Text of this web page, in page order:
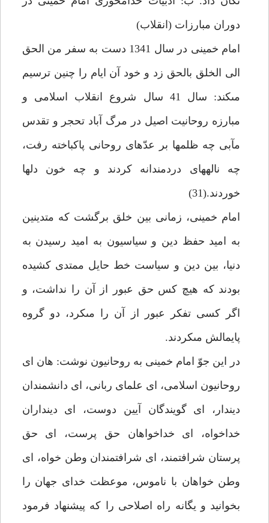
دوران مبارزات (انقلاب)
امام خمينى در سال 1341 دست به سفر من الحق
الى الخلق بالحق زد و خود آن ايام را چنين ترسيم
مى‏كند: سال 41 سال شروع انقلاب اسلامى و
مبارزه روحانيت اصيل در مرگ آباد تحجر و تقدس
مآبى چه ظلم‏ها بر عدّه‏اى روحانى پاكباخته رفت،
چه ناله‏هاى دردمندانه كردند و چه خون دلها
خوردند.(31)
امام خمينى، زمانى بين خلق برگشت كه متدينين
به اميد حفظ دين و سياسيون به اميد رسيدن به
دنيا، بين دين و سياست خط حايل ممتدى كشيده
بودند كه هيچ كس حق عبور از آن را نداشت، و
اگر كسى تفكر عبور از آن را مى‏كرد، دو گروه
پايمالش مى‏كردند.
در اين جوّ امام خمينى به روحانيون نوشت: هان اى
روحانيون اسلامى، اى علماى ربانى، اى دانشمندان
ديندار، اى گويندگان آيين دوست، اى دينداران
خداخواه، اى خداخواهان حق پرست، اى حق
پرستان شرافتمند، اى شرافتمندان وطن خواه، اى
وطن خواهان با ناموس، موعظت خداى جهان را
بخوانيد و يگانه راه اصلاحى را كه پيشنهاد فرمود